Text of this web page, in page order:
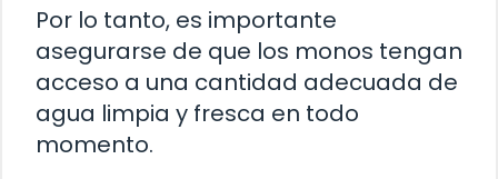
Por lo tanto, es importante
asegurarse de que los monos tengan
acceso a una cantidad adecuada de
agua limpia y fresca en todo
momento.